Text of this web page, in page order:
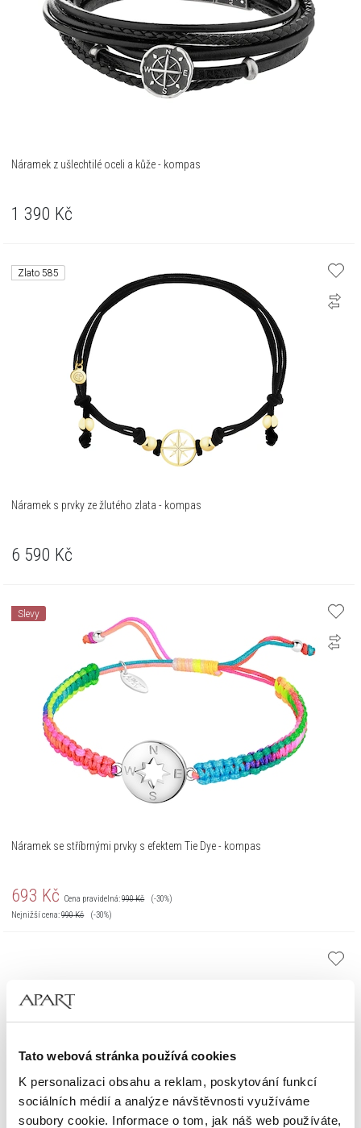
Tato webová stránka používá cookies
K personalizaci obsahu a reklam, poskytování funkcí
sociálních médií a analýze návštěvnosti využíváme
soubory cookie. Informace o tom, jak náš web používáte,
Náramek z ušlechtilé oceli a kůže - kompas
1 390 Kč
Zlato 585
Náramek s prvky ze žlutého zlata - kompas
6 590 Kč
Slevy
Náramek se stříbrnými prvky s efektem Tie Dye - kompas
693 Kč Cena pravidelná:990Kč
(-30%)
Nejnižší cena:990Kč (-30%)